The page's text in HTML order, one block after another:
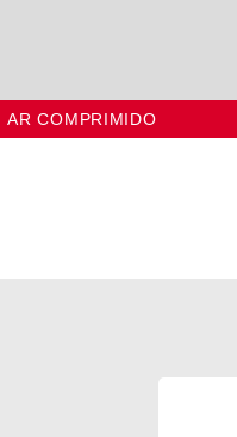
AR COMPRIMIDO